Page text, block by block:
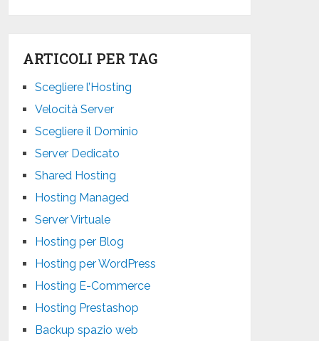
ARTICOLI PER TAG
Scegliere l’Hosting
Velocità Server
Scegliere il Dominio
Server Dedicato
Shared Hosting
Hosting Managed
Server Virtuale
Hosting per Blog
Hosting per WordPress
Hosting E-Commerce
Hosting Prestashop
Backup spazio web